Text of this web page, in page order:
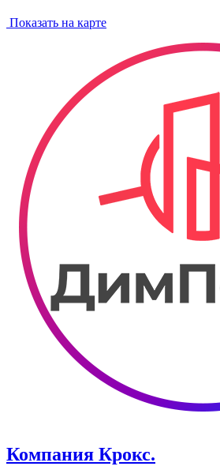
Показать на карте
Компания Крокс.